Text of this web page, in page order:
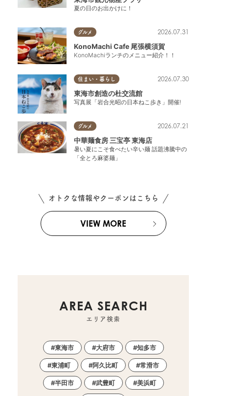
夏の日のお出かけに！
グルメ 2026.07.31
KonoMachi Cafe 尾張横須賀
KonoMachiランチのメニュー紹介！！
住まい・暮らし 2026.07.30
東海市創造の杜交流館
写真展「岩合光昭の日本ねこ歩き」開催!
グルメ 2026.07.21
中華麺食房 三宝亭 東海店
暑い夏にこそ食べたい辛い麺 話題沸騰中の
「全とろ麻婆麺」
オトクな情報やクーポンはこちら
VIEW MORE
AREA SEARCH
エリア検索
東海市 大府市 知多市
東浦町 阿久比町 常滑市
半田市 武豊町 美浜町